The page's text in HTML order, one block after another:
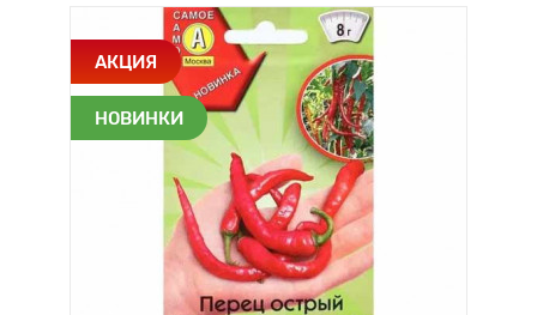
АКЦИЯ
НОВИНКИ